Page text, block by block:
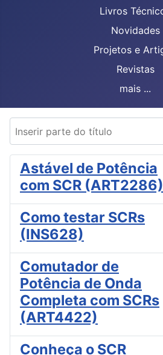
Livros
Novidades
Projetos e
Revistas
mais ...
Inserir parte do título
Astável de Potência
com SCR (ART2286)
Como testar SCRs
(INS628)
Comutador de
Potência de Onda
Completa com SCRs
(ART4422)
Conheça o SCR